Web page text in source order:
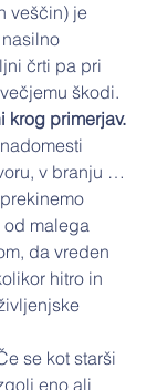
veščin) je
črti pa pri
škodi.
krog primerjav.
v branju …
od malega
da vreden
hitro in
se kot starši
eno ali